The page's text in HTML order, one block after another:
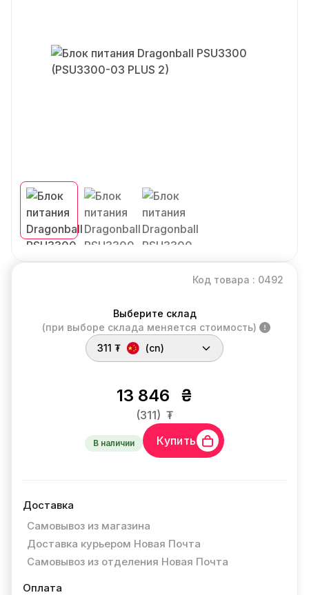
Код товара : 0492
Выберите склад
(при выборе склада меняется стоимость)
311 ₮
(cn)
13 846 ₴
(311) ₮
В наличии Купить
Доставка
Самовывоз из магазина
Доставка курьером Новая Почта
Самовывоз из отделения Новая Почта
Оплата